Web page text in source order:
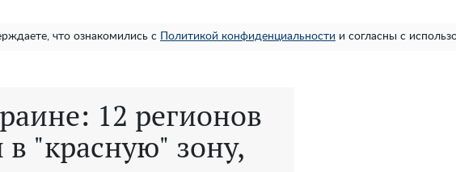
что ознакомились с Политикой конфиденциальности и согласны с
12 регионов
"красную" зону,